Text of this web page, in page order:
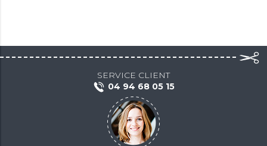
SERVICE CLIENT
04 94 68 05 15